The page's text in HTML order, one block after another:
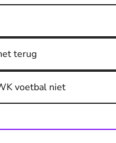
terug
voetbal niet